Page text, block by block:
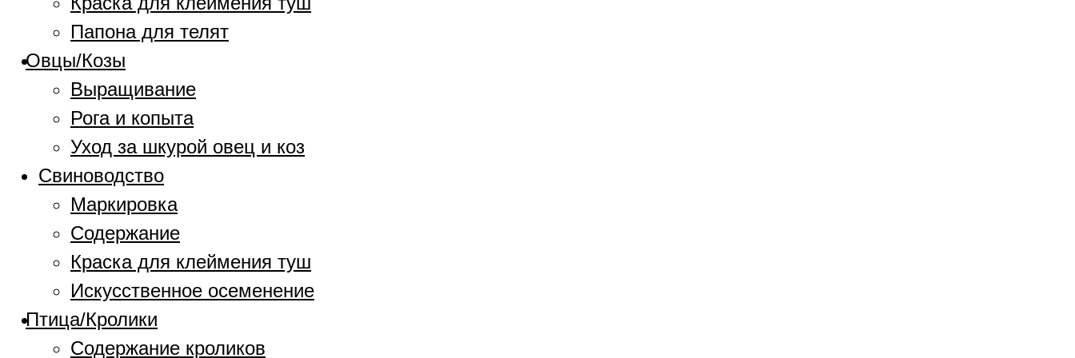
Папона для телят
Овцы/Козы
Выращивание
Рога и копыта
Уход за шкурой овец и коз
Свиноводство
Маркировка
Содержание
Краска для клеймения туш
Искусственное осеменение
Птица/Кролики
Содержание кроликов